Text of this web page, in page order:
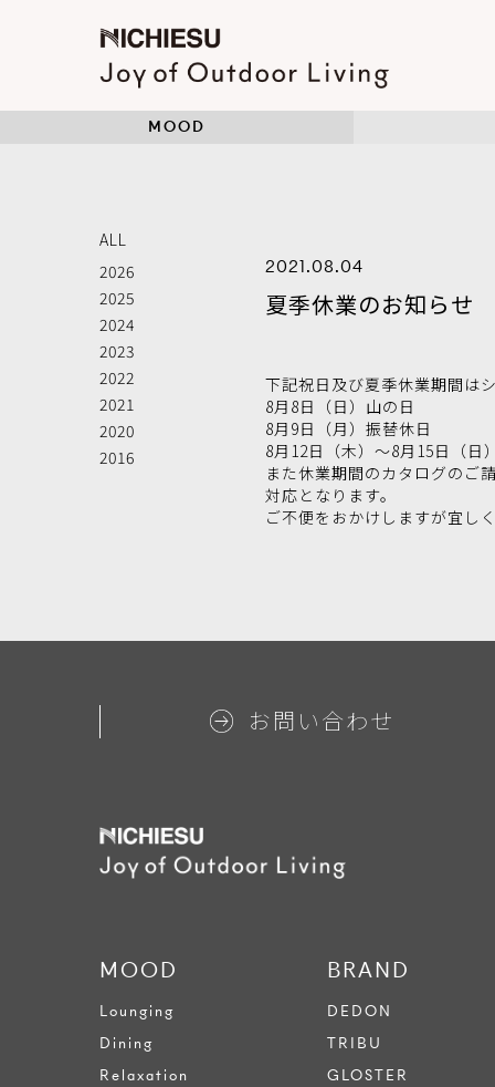
MOOD
ALL
2026
2025
2024
2023
2022
2021
2020
2016
2021.08.04
夏季休業のお知らせ
下記祝日及び夏季休業期間は
8月8日（日）山の日
8月9日（月）振替休日
8月12日（木）～8月15日（日
また休業期間のカタログのご
対応となります。
ご不便をおかけしますが宜し
お問い合わせ
MOOD
Lounging
Dining
Relaxation
BRAND
DEDON
TRIBU
GLOSTER